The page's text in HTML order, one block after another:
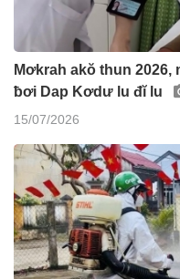
Mơkrah akŏ thun
ƀơi Dap Kơdư lu đĭ lu
15/07/2026